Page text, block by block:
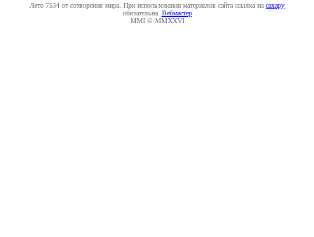
Лето 7534 от сотворения мира. При использовании материалов сайта ссылка на caxapу
обязательна. Вебмастер
MMI © MMXXVI